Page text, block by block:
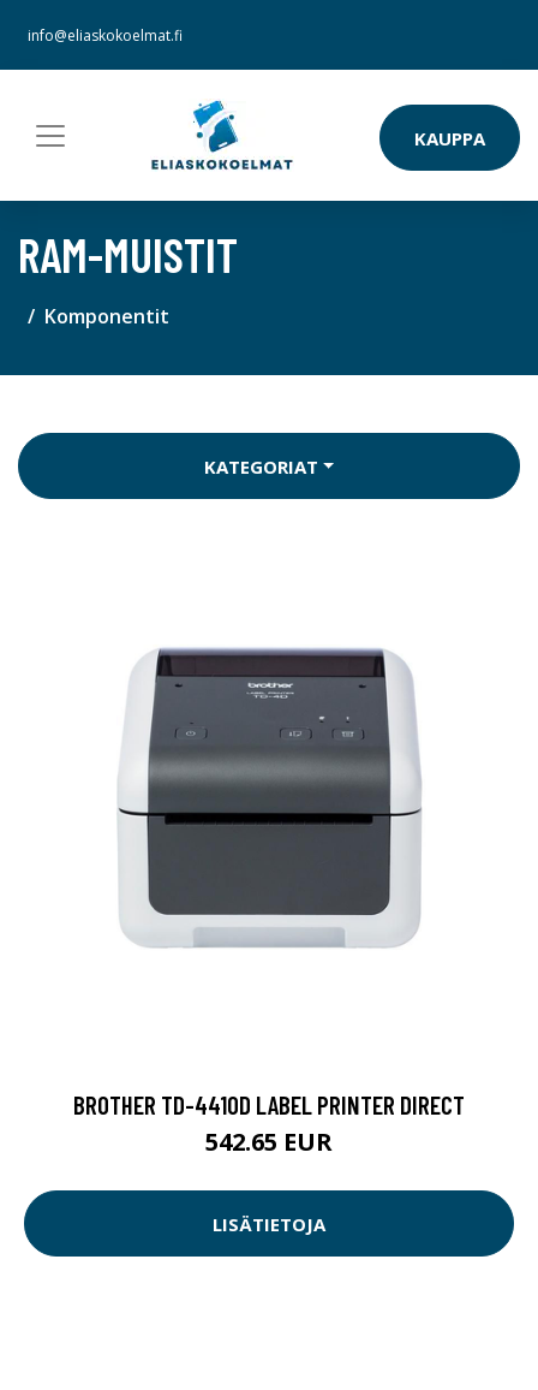
info@eliaskokoelmat.fi
KAUPPA
RAM-MUISTIT
Komponentit
KATEGORIAT
BROTHER TD-4410D LABEL PRINTER DIRECT
542.65 EUR
LISÄTIETOJA